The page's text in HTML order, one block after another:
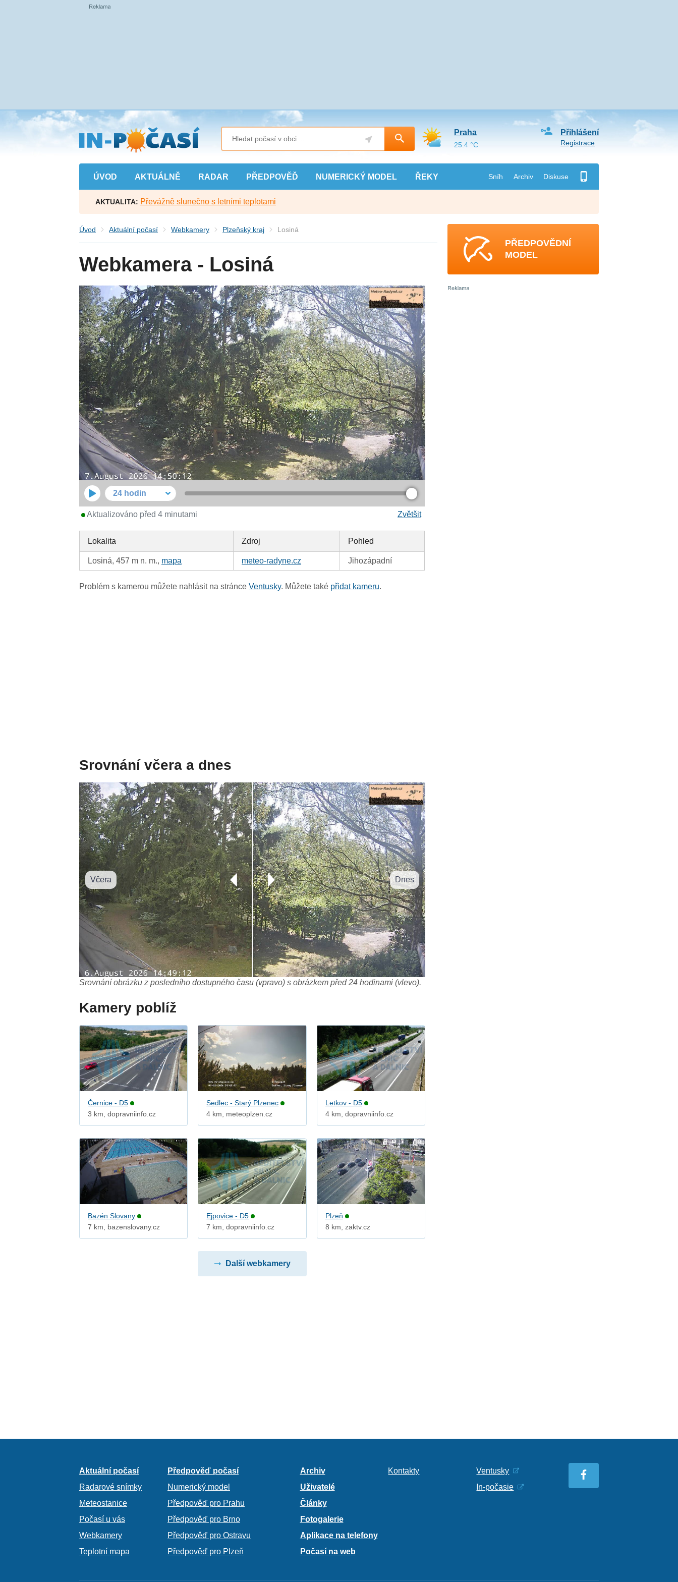
Přejít
na
hlavní
obsah
ÚVOD AKTUÁLNĚ RADAR PŘEDPOVĚĎ NUMERICKÝ MODEL ŘEKY Sníh Archiv Diskuse
Přihlášení
Registrace
Praha
25.4 °C
AKTUALITA: Převážně slunečno s letními teplotami
Úvod Aktuální počasí Webkamery Plzeňský kraj Losiná
Webkamera - Losiná
24 hodin
Zvětšit
Aktualizováno před 4 minutami
Lokalita Zdroj Pohled
Losiná, 457 m n. m., mapa meteo-radyne.cz Jihozápadní
Problém s kamerou můžete nahlásit na stránceVentusky. Můžete také přidat kameru.
Srovnání včera a dnes
Včera Dnes
Srovnání obrázku z posledního dostupného času (vpravo) s obrázkem před 24 hodinami (vlevo).
Kamery poblíž
Černice - D5
3 km, dopravniinfo.cz
Sedlec - Starý Plzenec
4 km, meteoplzen.cz
Letkov - D5
4 km, dopravniinfo.cz
Bazén Slovany
7 km, bazenslovany.cz
Ejpovice - D5
7 km, dopravniinfo.cz
Plzeň
8 km, zaktv.cz
Další webkamery
PŘEDPOVĚDNÍ
MODEL
Aktuální počasí
Radarové snímky
Meteostanice
Počasí u vás
Webkamery
Teplotní mapa
Předpověď počasí
Numerický model
Předpověď pro Prahu
Předpověď pro Brno
Předpověď pro Ostravu
Předpověď pro Plzeň
Archiv
Uživatelé
Články
Fotogalerie
Aplikace na telefony
Počasí na web
Kontakty
Ventusky
In-počasie